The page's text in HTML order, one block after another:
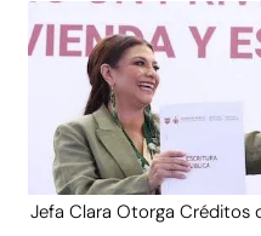
Jefa Clara Otorga Créditos